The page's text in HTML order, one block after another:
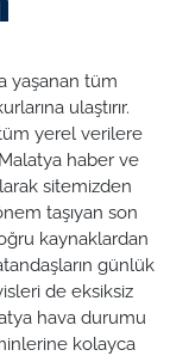
yaşanan tüm
ulaştırır.
yerel verilere
haber ve
sitemizden
taşıyan son
kaynaklardan
günlük
de eksiksiz
hava durumu
kolayca